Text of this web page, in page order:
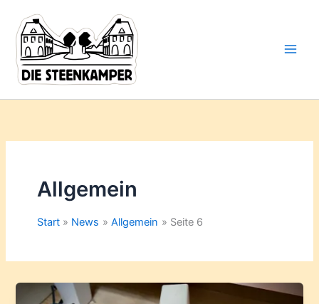
Inhalt
springen
Allgemein
Start News Allgemein Seite 6
deine
Mail-
Adresse
ein ...